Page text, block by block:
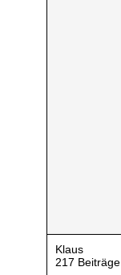
Klaus
217 Beiträge